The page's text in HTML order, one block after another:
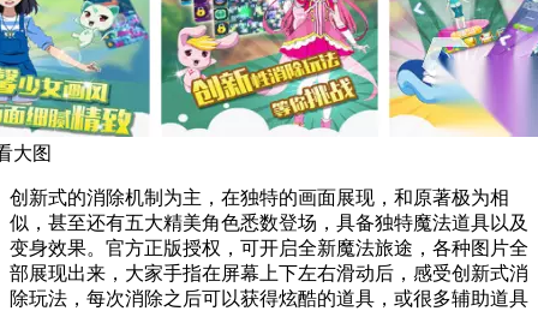
大图
创新式的消除机制为主，在独特的画面展现，和原著极为相
似，甚至还有五大精美角色悉数登场，具备独特魔法道具以及
变身效果。官方正版授权，可开启全新魔法旅途，各种图片全
部展现出来，大家手指在屏幕上下左右滑动后，感受创新式消
除玩法，每次消除之后可以获得炫酷的道具，或很多辅助道具